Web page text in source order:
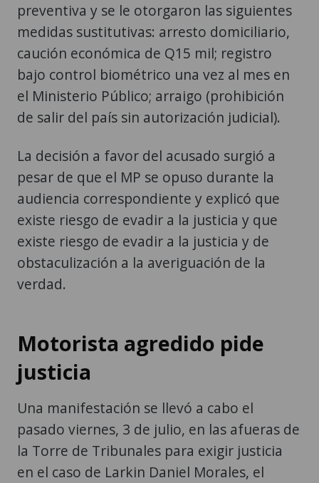
preventiva y se le otorgaron las siguientes
medidas sustitutivas: arresto domiciliario,
caución económica de Q15 mil; registro
bajo control biométrico una vez al mes en
el Ministerio Público; arraigo (prohibición
de salir del país sin autorización judicial).
La decisión a favor del acusado surgió a
pesar de que el MP se opuso durante la
audiencia correspondiente y explicó que
existe riesgo de evadir a la justicia y que
existe riesgo de evadir a la justicia y de
obstaculización a la averiguación de la
verdad.
Motorista agredido pide
justicia
Una manifestación se llevó a cabo el
pasado viernes, 3 de julio, en las afueras de
la Torre de Tribunales para exigir justicia
en el caso de Larkin Daniel Morales, el